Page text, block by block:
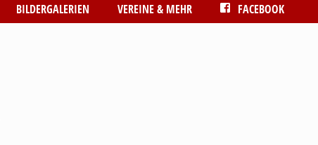
BILDERGALERIEN VEREINE & MEHR FACEBOOK